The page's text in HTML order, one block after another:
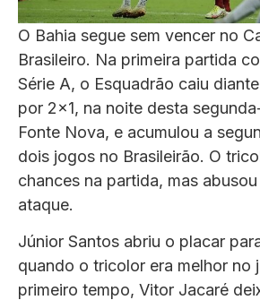
O Bahia segue sem vencer no
Brasileiro. Na primeira partida
Série A, o Esquadrão caiu
por 2×1, na noite desta
Fonte Nova, e acumulou a
dois jogos no Brasileirão. O
chances na partida, mas
ataque.
Júnior Santos abriu o placar
quando o tricolor era melhor no
primeiro tempo, Vitor Jacaré